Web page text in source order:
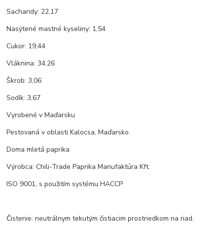
Sacharidy: 22,17
Nasýtené mastné kyseliny: 1,54
Cukor: 19,44
Vláknina: 34,26
Škrob: 3,06
Sodík: 3,67
Vyrobené v Maďarsku
Pestovaná v oblasti Kalocsa, Maďarsko
Doma mletá paprika
Výrobca: Chili-Trade Paprika Manufaktúra Kft.
ISO 9001, s použitím systému HACCP
Čistenie: neutrálnym tekutým čistiacim prostriedkom na riad.